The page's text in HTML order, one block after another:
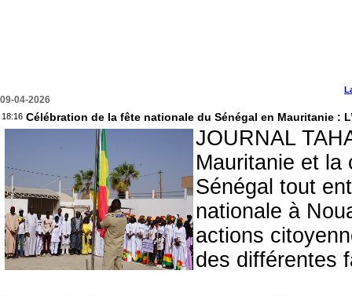
09-04-2026
18:16 Célébration de la fête nationale du Sénégal en Mauritanie :
JOURNAL
Mauritanie et la
Sénégal tout
nationale à
actions
des différentes